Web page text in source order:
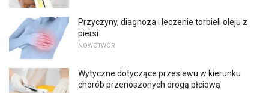
Przyczyny, diagnoza i leczenie torbieli oleju z
piersi
NOWOTWÓR
Wytyczne dotyczące przesiewu w kierunku
chorób przenoszonych drogą płciową